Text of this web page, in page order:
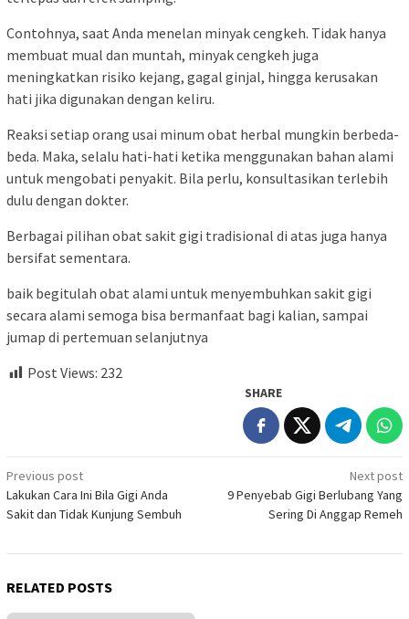
Contohnya, saat Anda menelan minyak cengkeh. Tidak hanya
membuat mual dan muntah, minyak cengkeh juga
meningkatkan risiko kejang, gagal ginjal, hingga kerusakan
hati jika digunakan dengan keliru.
Reaksi setiap orang usai minum obat herbal mungkin berbeda-
beda. Maka, selalu hati-hati ketika menggunakan bahan alami
untuk mengobati penyakit. Bila perlu, konsultasikan terlebih
dulu dengan dokter.
Berbagai pilihan obat sakit gigi tradisional di atas juga hanya
bersifat sementara.
baik begitulah obat alami untuk menyembuhkan sakit gigi
secara alami semoga bisa bermanfaat bagi kalian, sampai
jumap di pertemuan selanjutnya
Post Views: 232
SHARE
Post
navigation
Previous post
Lakukan Cara Ini Bila Gigi Anda
Sakit dan Tidak Kunjung Sembuh
Next post
9 Penyebab Gigi Berlubang Yang
Sering Di Anggap Remeh
RELATED POSTS